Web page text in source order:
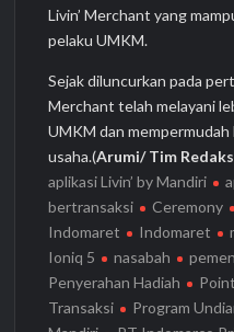
Livin’ Merchant yang
pelaku UMKM.
Sejak diluncurkan pada
Merchant telah melayani
UMKM dan
usaha.(Arumi/ Tim
aplikasi Livin’ by Mandiri
bertransaksi
Ceremony
Indomaret
Indomaret
Ioniq 5
nasabah
Penyerahan Hadiah
Transaksi
Program